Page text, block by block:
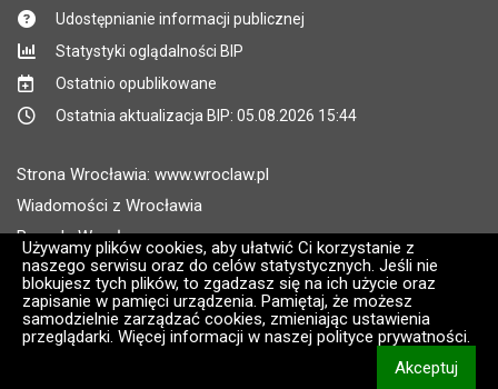
Używamy plików cookies, aby ułatwić Ci korzystanie z
naszego serwisu oraz do celów statystycznych. Jeśli nie
blokujesz tych plików, to zgadzasz się na ich użycie oraz
zapisanie w pamięci urządzenia. Pamiętaj, że możesz
samodzielnie zarządzać cookies, zmieniając ustawienia
przeglądarki. Więcej informacji w naszej polityce prywatności.
Akceptuj
Udostępnianie informacji publicznej
Statystyki oglądalności BIP
Ostatnio opublikowane
Ostatnia aktualizacja BIP: 05.08.2026 15:44
Strona Wrocławia: www.wroclaw.pl
Wiadomości z Wrocławia
Pogoda Wrocław
Rozkłady jazdy MPK Wrocław
Administratorem wroclaw.pl jest: ARAW
Wersja systemu: 2.8.30.09